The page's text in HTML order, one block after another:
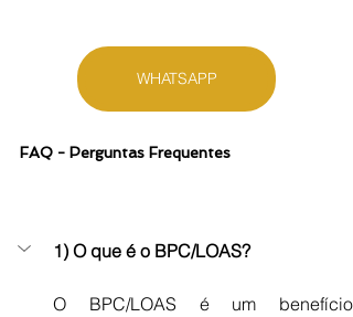
WHATSAPP
FAQ - Perguntas Frequentes
1) O que é o BPC/LOAS?
O BPC/LOAS é um benefício